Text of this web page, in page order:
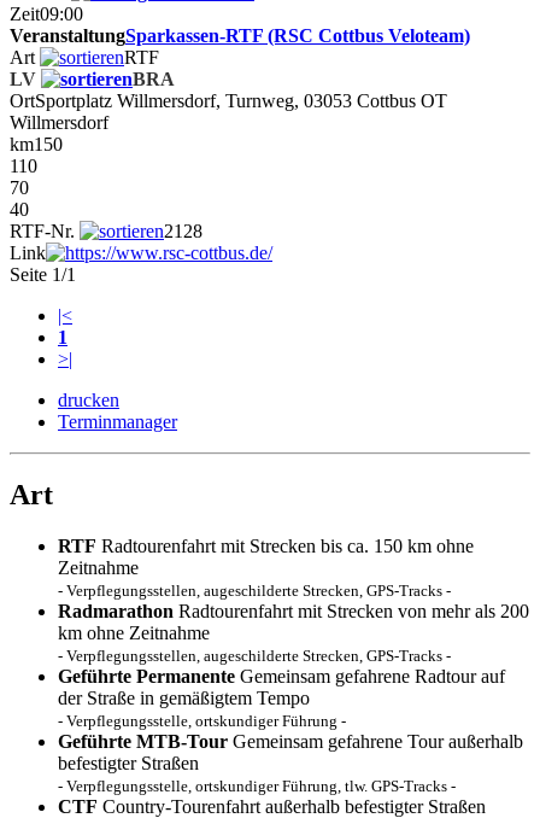
Zeit09:00
VeranstaltungSparkassen-RTF (RSC Cottbus Veloteam)
Art
RTF
LV
BRA
OrtSportplatz Willmersdorf, Turnweg, 03053 Cottbus OT
Willmersdorf
km150
110
70
40
RTF-Nr.
2128
Link
Seite 1/1
|<
1
>|
drucken
Terminmanager
Art
RTF Radtourenfahrt mit Strecken bis ca. 150 km ohne
Zeitnahme
- Verpflegungsstellen, augeschilderte Strecken, GPS-Tracks -
Radmarathon Radtourenfahrt mit Strecken von mehr als 200
km ohne Zeitnahme
- Verpflegungsstellen, augeschilderte Strecken, GPS-Tracks -
Geführte Permanente Gemeinsam gefahrene Radtour auf
der Straße in gemäßigtem Tempo
- Verpflegungsstelle, ortskundiger Führung -
Geführte MTB-Tour Gemeinsam gefahrene Tour außerhalb
befestigter Straßen
- Verpflegungsstelle, ortskundiger Führung, tlw. GPS-Tracks -
CTF Country-Tourenfahrt außerhalb befestigter Straßen